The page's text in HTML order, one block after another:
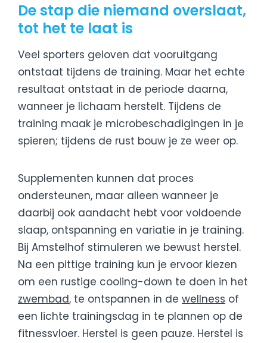
De stap die niemand overslaat,
tot het te laat is
Veel sporters geloven dat vooruitgang
ontstaat tijdens de training. Maar het echte
resultaat ontstaat in de periode daarna,
wanneer je lichaam herstelt. Tijdens de
training maak je microbeschadigingen in je
spieren; tijdens de rust bouw je ze weer op.
Supplementen kunnen dat proces
ondersteunen, maar alleen wanneer je
daarbij ook aandacht hebt voor voldoende
slaap, ontspanning en variatie in je training.
Bij Amstelhof stimuleren we bewust herstel.
Na een pittige training kun je ervoor kiezen
om een rustige cooling-down te doen in het
zwembad, te ontspannen in de wellness of
een lichte trainingsdag in te plannen op de
fitnessvloer. Herstel is geen pauze. Herstel is